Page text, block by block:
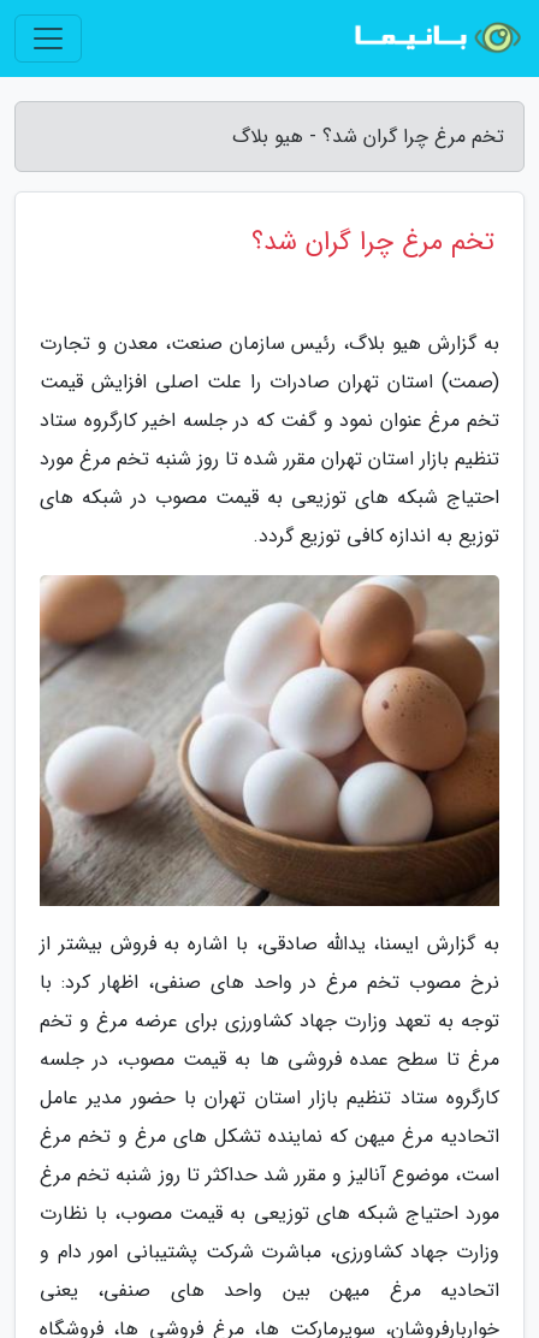
تخم مرغ چرا گران شد؟ - هیو بلاگ
تخم مرغ چرا گران شد؟
به گزارش هیو بلاگ، رئیس سازمان صنعت، معدن و تجارت
(صمت) استان تهران صادرات را علت اصلی افزایش قیمت
تخم مرغ عنوان نمود و گفت که در جلسه اخیر کارگروه ستاد
تنظیم بازار استان تهران مقرر شده تا روز شنبه تخم مرغ مورد
احتیاج شبکه های توزیعی به قیمت مصوب در شبکه های
توزیع به اندازه کافی توزیع گردد.
به گزارش ایسنا، یدالله صادقی، با اشاره به فروش بیشتر از
نرخ مصوب تخم مرغ در واحد های صنفی، اظهار کرد: با
توجه به تعهد وزارت جهاد کشاورزی برای عرضه مرغ و تخم
مرغ تا سطح عمده فروشی ها به قیمت مصوب، در جلسه
کارگروه ستاد تنظیم بازار استان تهران با حضور مدیر عامل
اتحادیه مرغ میهن که نماینده تشکل های مرغ و تخم مرغ
است، موضوع آنالیز و مقرر شد حداکثر تا روز شنبه تخم مرغ
مورد احتیاج شبکه های توزیعی به قیمت مصوب، با نظارت
وزارت جهاد کشاورزی، مباشرت شرکت پشتیبانی امور دام و
اتحادیه مرغ میهن بین واحد های صنفی، یعنی
خواربارفروشان، سوپرمارکت ها، مرغ فروشی ها، فروشگاه